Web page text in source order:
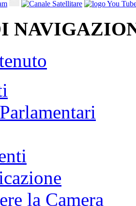
la Camera